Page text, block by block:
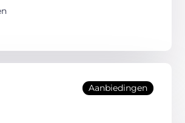
Aanbiedingen